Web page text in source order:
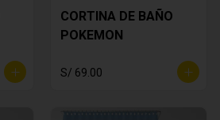
CORTINA DE BAÑO
POKEMON
S/ 69.00